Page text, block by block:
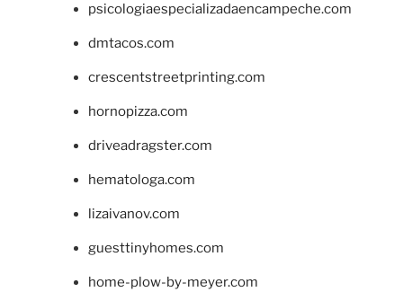
psicologiaespecializadaencampeche.com
dmtacos.com
crescentstreetprinting.com
hornopizza.com
driveadragster.com
hematologa.com
lizaivanov.com
guesttinyhomes.com
home-plow-by-meyer.com